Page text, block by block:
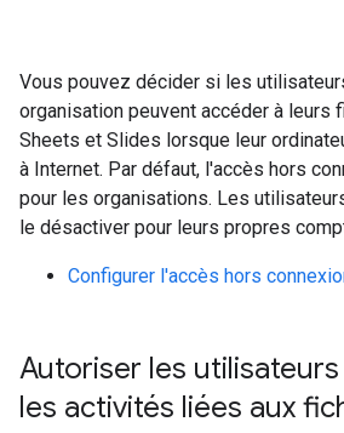
Vous pouvez décider si les
organisation peuvent accéder à leurs
Sheets et Slides lorsque leur
à Internet. Par défaut, l'accès hors
pour les organisations. Les
le désactiver pour leurs propres
Configurer l'accès hors
Autoriser les
les activités liées aux